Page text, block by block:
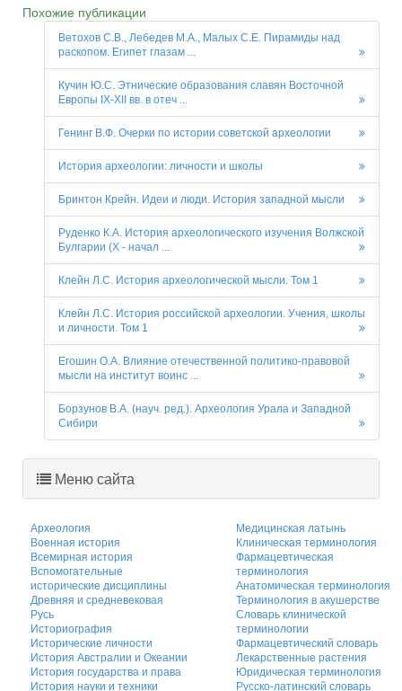
Похожие публикации
Ветохов С.В., Лебедев М.А., Малых С.Е. Пирамиды над
раскопом. Египет глазам ...
Кучин Ю.С. Этнические образования славян Восточной
Европы IX-XII вв. в отеч ...
Генинг В.Ф. Очерки по истории советской археологии
История археологии: личности и школы
Бринтон Крейн. Идеи и люди. История западной мысли
Руденко К.А. История археологического изучения Волжской
Булгарии (X - начал ...
Клейн Л.С. История археологической мысли. Том 1
Клейн Л.С. История российской археологии. Учения, школы
и личности. Том 1
Егошин О.А. Влияние отечественной политико-правовой
мысли на институт воинс ...
Борзунов В.А. (науч. ред.). Археология Урала и Западной
Сибири
Меню сайта
Археология
Военная история
Всемирная история
Вспомогательные
исторические дисциплины
Древняя и средневековая
Русь
Историография
Исторические личности
История Австралии и Океании
История государства и права
История науки и техники
Медицинская латынь
Клиническая терминология
Фармацевтическая
терминология
Анатомическая терминология
Терминология в акушерстве
Словарь клинической
терминологии
Фармацевтический словарь
Лекарственные растения
Юридическая терминология
Русско-латинский словарь